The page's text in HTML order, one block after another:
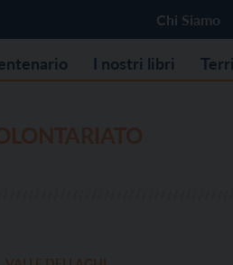
Chi Siamo
I nostri libri